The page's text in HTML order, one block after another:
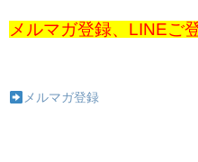
メルマガ登録、LINEご
メルマガ登録